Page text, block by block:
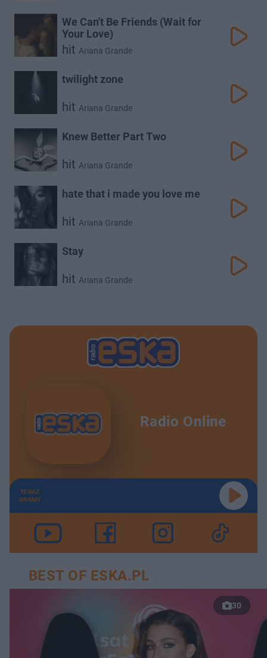
We Can't Be Friends (Wait for
Your Love)
hit Ariana Grande
twilight zone
hit Ariana Grande
Knew Better Part Two
hit Ariana Grande
hate that i made you love me
hit Ariana Grande
Stay
hit Ariana Grande
Radio Online
TERAZ
GRAMY
BEST OF ESKA.PL
30